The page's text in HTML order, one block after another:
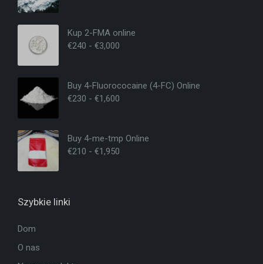
Kup 2-FMA online
€240 - €3,000
Buy 4-Fluorococaine (4-FC) Online
€230 - €1,600
Buy 4-me-tmp Online
€210 - €1,950
Szybkie linki
Dom
O nas